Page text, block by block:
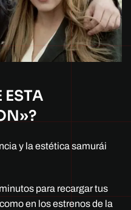
ESTA
y la estética samurái
para recargar tus
en los estrenos de la